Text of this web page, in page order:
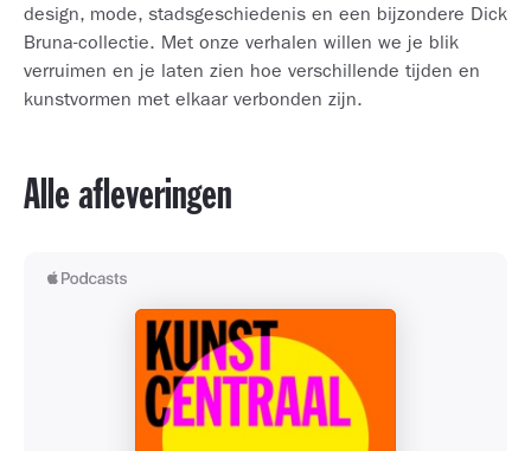
design, mode, stadsgeschiedenis en een bijzondere Dick
Bruna-collectie. Met onze verhalen willen we je blik
verruimen en je laten zien hoe verschillende tijden en
kunstvormen met elkaar verbonden zijn.
Alle afleveringen